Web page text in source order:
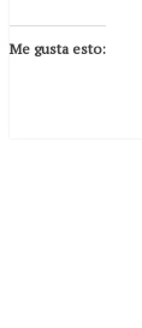
Me gusta esto: